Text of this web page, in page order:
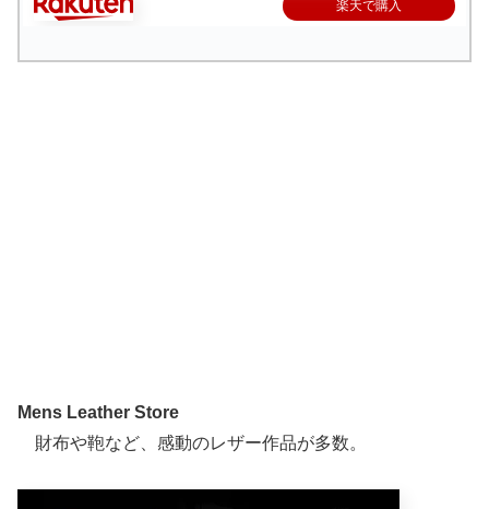
楽天で購入
Mens Leather Store
財布や鞄など、感動のレザー作品が多数。